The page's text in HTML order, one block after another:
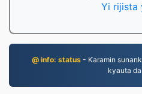
Yi rijista
@ info: status- Ƙaramin
kyauta